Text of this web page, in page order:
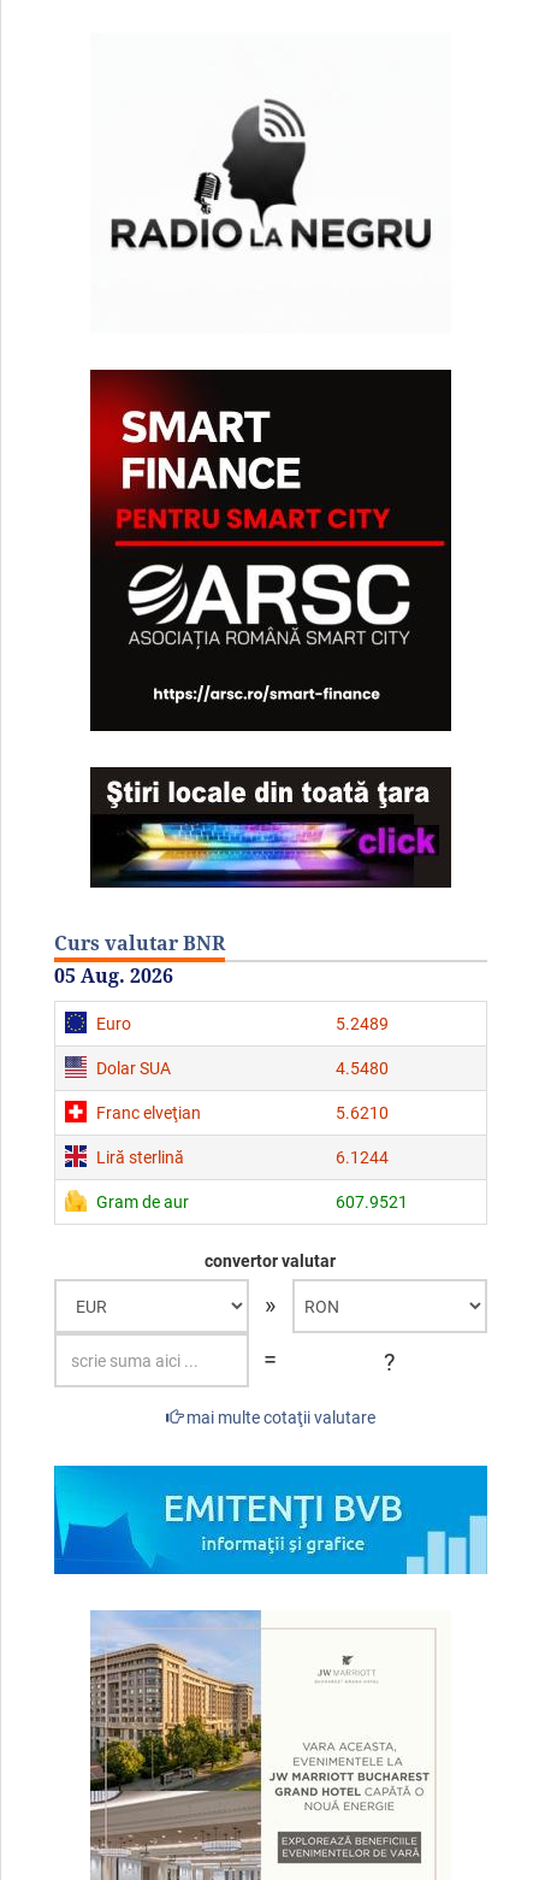
Curs valutar BNR
05 Aug. 2026
Euro 5.2489
Dolar SUA 4.5480
Franc elveţian 5.6210
Liră sterlină 6.1244
Gram de aur 607.9521
convertor valutar
»
=
?
mai multe cotaţii valutare